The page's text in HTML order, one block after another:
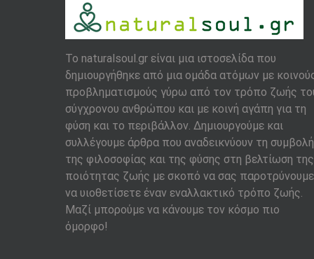
To naturalsoul.gr είναι μια ιστοσελίδα που
δημιουργήθηκε από μια ομάδα ατόμων με
προβληματισμούς γύρω από τον τρόπο ζωής
σύγχρονου ανθρώπου και με κοινή αγάπη για τη
φύση και το περιβάλλον. Δημιουργούμε και
συλλέγουμε άρθρα που αναδεικνύουν τη συμβολή
της φιλοσοφίας και της φύσης στη βελτίωση της
ποιότητας ζωής με σκοπό να σας παροτρύνουμε
να υιοθετίσετε έναν εναλλακτικό τρόπο ζωής.
Μαζί μπορούμε να κάνουμε τον κόσμο πιο
όμορφο!